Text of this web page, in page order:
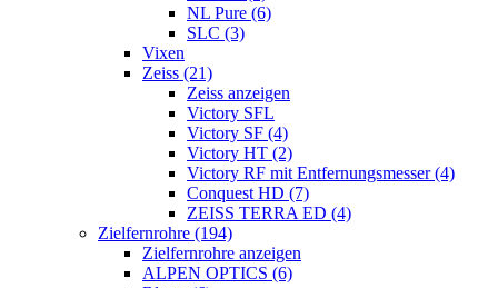
NL Pure (6)
SLC (3)
Vixen
Zeiss (21)
Zeiss anzeigen
Victory SFL
Victory SF (4)
Victory HT (2)
Victory RF mit Entfernungsmesser (4)
Conquest HD (7)
ZEISS TERRA ED (4)
Zielfernrohre (194)
Zielfernrohre anzeigen
ALPEN OPTICS (6)